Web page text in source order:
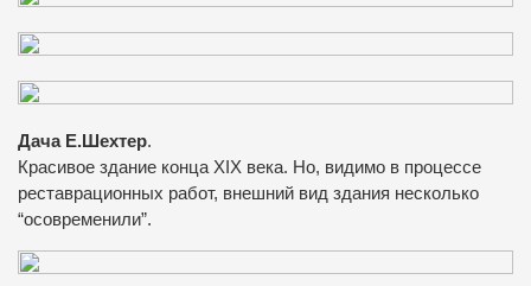
Дача Е.Шехтер.
Красивое здание конца XIX века. Но, видимо в процессе
реставрационных работ, внешний вид здания несколько
“осовременили”.